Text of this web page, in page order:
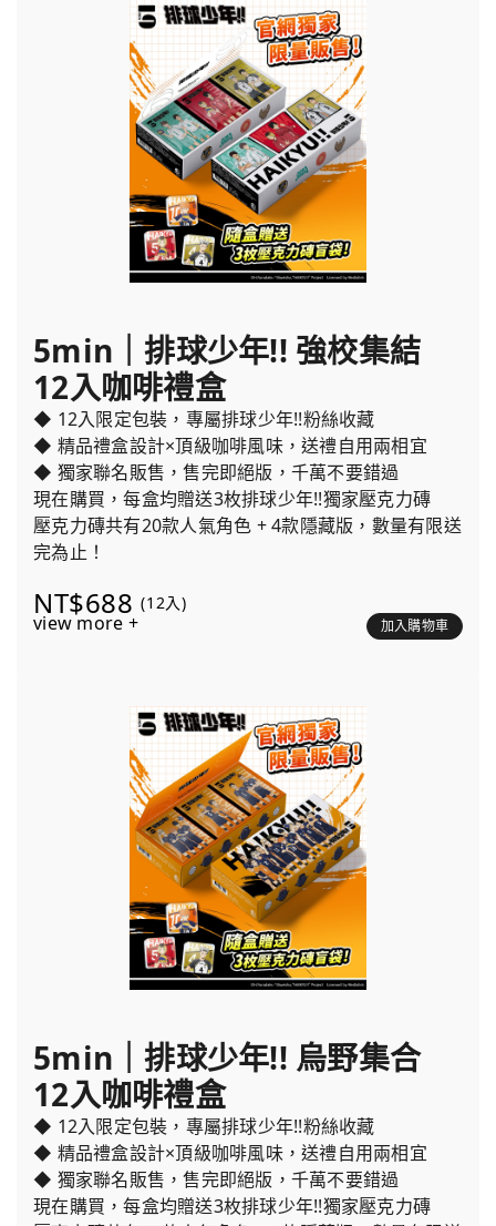
5min｜排球少年!! 強校集結
12入咖啡禮盒
◆ 12入限定包裝，專屬排球少年!!粉絲收藏
◆ 精品禮盒設計×頂級咖啡風味，送禮自用兩相宜
◆ 獨家聯名販售，售完即絕版，千萬不要錯過
現在購買，每盒均贈送3枚排球少年!!獨家壓克力磚
壓克力磚共有20款人氣角色 + 4款隱藏版，數量有限送
完為止！
NT$688 (12入)
view more + 加入購物車
5min｜排球少年!! 烏野集合
12入咖啡禮盒
◆ 12入限定包裝，專屬排球少年!!粉絲收藏
◆ 精品禮盒設計×頂級咖啡風味，送禮自用兩相宜
◆ 獨家聯名販售，售完即絕版，千萬不要錯過
現在購買，每盒均贈送3枚排球少年!!獨家壓克力磚